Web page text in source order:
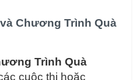
Chương Trình Quà
Trình Quà
cuộc thi hoặc